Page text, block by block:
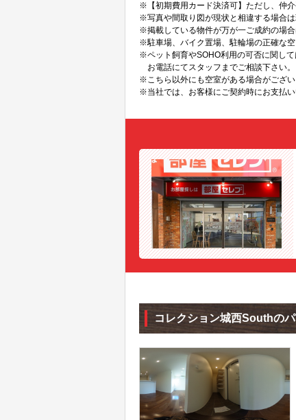
※【初期費用カード決済可】ただし、仲
※写真や間取り図が現状と相違する場合は
※掲載している物件が万が一ご成約の場合
※駐車場、バイク置場、駐輪場の正確な
※ペット飼育やSOHO利用の可否に関し
お電話にてスタッフまでご相談下さい。
※こちら以外にも空室がある場合がござ
※当社では、お客様にご契約時にお支払
コレクション城西Southの